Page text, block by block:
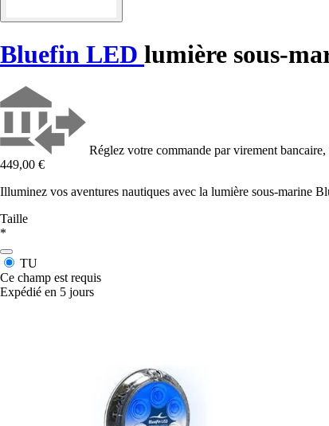
Bluefin LED lumière sous-
Réglez votre commande par virement bancaire,
449,00 €
Illuminez vos aventures nautiques avec la lumière sous-marine
Taille
*
TU
Ce champ est requis
Expédié en 5 jours